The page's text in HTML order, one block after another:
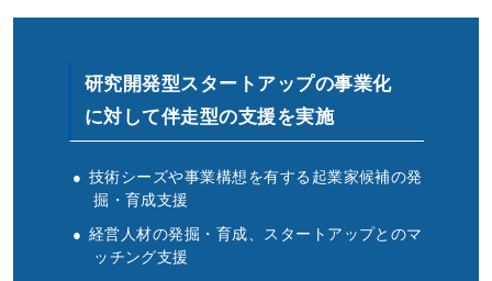
研究開発型スタートアップの事業化
に対して伴走型の支援を実施
技術シーズや事業構想を有する起業家候補の発
掘・育成支援
経営人材の発掘・育成、スタートアップとのマ
ッチング支援